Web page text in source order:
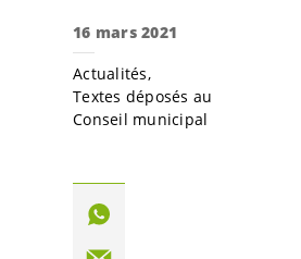
16 mars 2021
Actualités
Textes déposés au
Conseil municipal